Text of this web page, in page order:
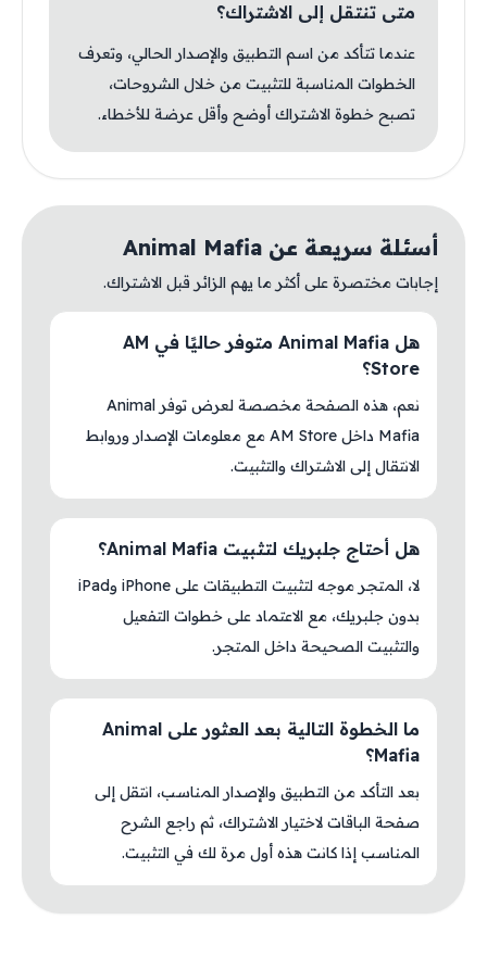
متى تنتقل إلى الاشتراك؟
عندما تتأكد من اسم التطبيق والإصدار الحالي، وتعرف
الخطوات المناسبة للتثبيت من خلال الشروحات،
تصبح خطوة الاشتراك أوضح وأقل عرضة للأخطاء.
أسئلة سريعة عن Animal Mafia
إجابات مختصرة على أكثر ما يهم الزائر قبل الاشتراك.
هل Animal Mafia متوفر حاليًا في AM
Store؟
نعم، هذه الصفحة مخصصة لعرض توفر Animal
Mafia داخل AM Store مع معلومات الإصدار وروابط
الانتقال إلى الاشتراك والتثبيت.
هل أحتاج جلبريك لتثبيت Animal Mafia؟
لا، المتجر موجه لتثبيت التطبيقات على iPhone وiPad
بدون جلبريك، مع الاعتماد على خطوات التفعيل
والتثبيت الصحيحة داخل المتجر.
ما الخطوة التالية بعد العثور على Animal
Mafia؟
بعد التأكد من التطبيق والإصدار المناسب، انتقل إلى
صفحة الباقات لاختيار الاشتراك، ثم راجع الشرح
المناسب إذا كانت هذه أول مرة لك في التثبيت.